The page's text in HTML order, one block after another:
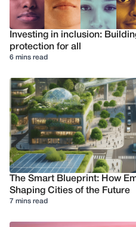
Investing in inclusion:
protection for all
6 mins read
The Smart Blueprint: How
Shaping Cities of the Future
7 mins read